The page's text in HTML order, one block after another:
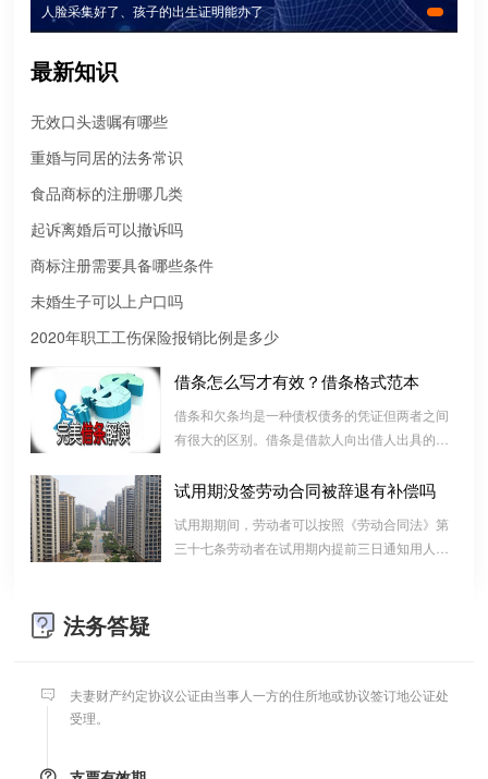
人脸采集好了、孩子的出生证明能办了
最新知识
无效口头遗嘱有哪些
重婚与同居的法务常识
食品商标的注册哪几类
起诉离婚后可以撤诉吗
商标注册需要具备哪些条件
未婚生子可以上户口吗
2020年职工工伤保险报销比例是多少
借条怎么写才有效？借条格式范本
借条和欠条均是一种债权债务的凭证但两者之间
有很大的区别。借条是借款人向出借人出具的借
系，而欠条是双方基于以前的经济往来而进行结
往来的结算，仅是代表一种纯粹的债权债务关系
并不代表借款合同关系。因此借款时宜写“借
试用期没签劳动合同被辞退有补偿吗
试用期期间，劳动者可以按照《劳动合同法》第
三十七条劳动者在试用期内提前三日通知用人单
法务答疑
微信转账凭证能证明存在借款关系吗？
出借人只提供微信转账凭证，只能证明双方的借贷关系生效，但是
不能证明双方存在借款关系。
婚前协议
婚前协议的主要目的是对双方各自的财产和债务范围以及权利归属
受理。
支票有效期